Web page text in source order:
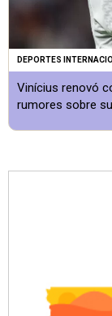
DEPORTES
Vinícius renovó
rumores sobre